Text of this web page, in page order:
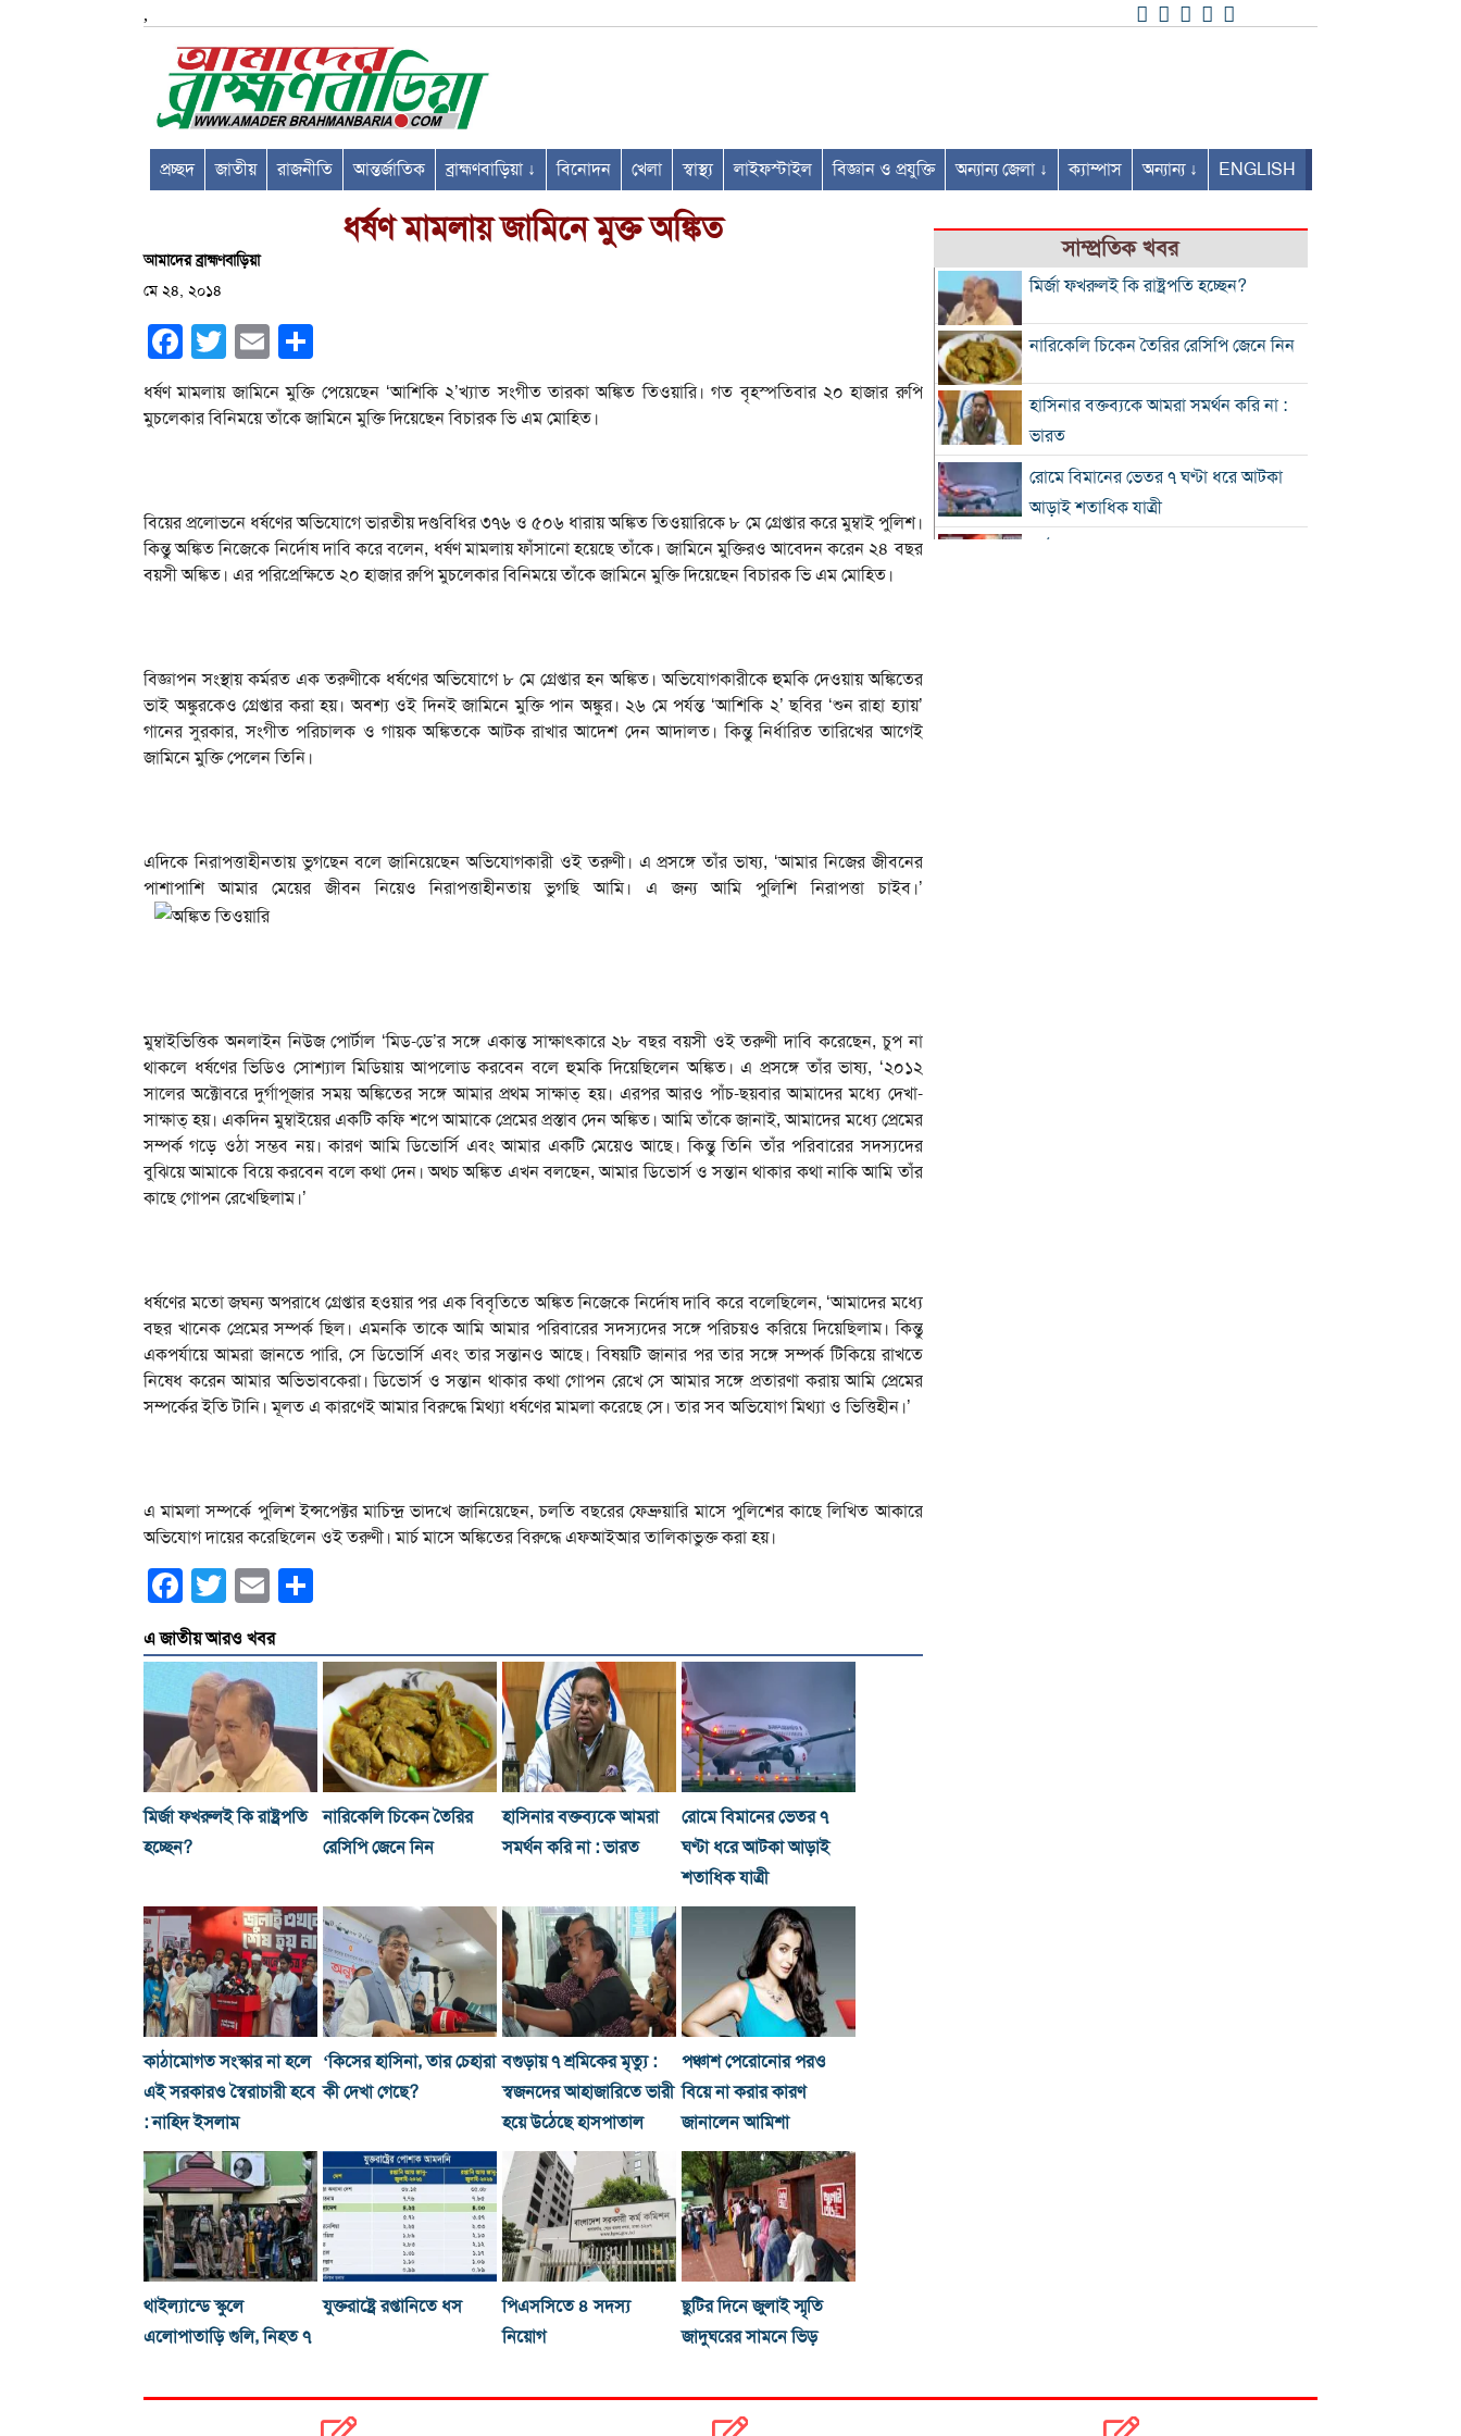
,
প্রচ্ছদ জাতীয় রাজনীতি আন্তর্জাতিক ব্রাহ্মণবাড়িয়া ↓ বিনোদন খেলা স্বাস্থ্য লাইফস্টাইল বিজ্ঞান ও প্রযুক্তি অন্যান্য জেলা ↓ ক্যাম্পাস অন্যান্য ↓ ENGLISH
ধর্ষণ মামলায় জামিনে মুক্ত অঙ্কিত
আমাদের ব্রাহ্মণবাড়িয়া
মে ২৪, ২০১৪
Facebook
Twitter Email
ধর্ষণ মামলায় জামিনে মুক্তি পেয়েছেন ‘আশিকি ২’খ্যাত সংগীত তারকা অঙ্কিত তিওয়ারি। গত বৃহস্পতিবার ২০ হাজার রুপি
মুচলেকার বিনিময়ে তাঁকে জামিনে মুক্তি দিয়েছেন বিচারক ভি এম মোহিত।
বিয়ের প্রলোভনে ধর্ষণের অভিযোগে ভারতীয় দণ্ডবিধির ৩৭৬ ও ৫০৬ ধারায় অঙ্কিত তিওয়ারিকে ৮ মে গ্রেপ্তার করে মুম্বাই পুলিশ।
কিন্তু অঙ্কিত নিজেকে নির্দোষ দাবি করে বলেন, ধর্ষণ মামলায় ফাঁসানো হয়েছে তাঁকে। জামিনে মুক্তিরও আবেদন করেন ২৪ বছর
বয়সী অঙ্কিত। এর পরিপ্রেক্ষিতে ২০ হাজার রুপি মুচলেকার বিনিময়ে তাঁকে জামিনে মুক্তি দিয়েছেন বিচারক ভি এম মোহিত।
বিজ্ঞাপন সংস্থায় কর্মরত এক তরুণীকে ধর্ষণের অভিযোগে ৮ মে গ্রেপ্তার হন অঙ্কিত। অভিযোগকারীকে হুমকি দেওয়ায় অঙ্কিতের
ভাই অঙ্কুরকেও গ্রেপ্তার করা হয়। অবশ্য ওই দিনই জামিনে মুক্তি পান অঙ্কুর। ২৬ মে পর্যন্ত ‘আশিকি ২’ ছবির ‘শুন রাহা হ্যায়’
গানের সুরকার, সংগীত পরিচালক ও গায়ক অঙ্কিতকে আটক রাখার আদেশ দেন আদালত। কিন্তু নির্ধারিত তারিখের আগেই
জামিনে মুক্তি পেলেন তিনি।
এদিকে নিরাপত্তাহীনতায় ভুগছেন বলে জানিয়েছেন অভিযোগকারী ওই তরুণী। এ প্রসঙ্গে তাঁর ভাষ্য, ‘আমার নিজের জীবনের
পাশাপাশি আমার মেয়ের জীবন নিয়েও নিরাপত্তাহীনতায় ভুগছি আমি। এ জন্য আমি পুলিশি নিরাপত্তা চাইব।’
মুম্বাইভিত্তিক অনলাইন নিউজ পোর্টাল ‘মিড-ডে’র সঙ্গে একান্ত সাক্ষাত্কারে ২৮ বছর বয়সী ওই তরুণী দাবি করেছেন, চুপ না
থাকলে ধর্ষণের ভিডিও সোশ্যাল মিডিয়ায় আপলোড করবেন বলে হুমকি দিয়েছিলেন অঙ্কিত। এ প্রসঙ্গে তাঁর ভাষ্য, ‘২০১২
সালের অক্টোবরে দুর্গাপূজার সময় অঙ্কিতের সঙ্গে আমার প্রথম সাক্ষাত্ হয়। এরপর আরও পাঁচ-ছয়বার আমাদের মধ্যে দেখা-
সাক্ষাত্ হয়। একদিন মুম্বাইয়ের একটি কফি শপে আমাকে প্রেমের প্রস্তাব দেন অঙ্কিত। আমি তাঁকে জানাই, আমাদের মধ্যে প্রেমের
সম্পর্ক গড়ে ওঠা সম্ভব নয়। কারণ আমি ডিভোর্সি এবং আমার একটি মেয়েও আছে। কিন্তু তিনি তাঁর পরিবারের সদস্যদের
বুঝিয়ে আমাকে বিয়ে করবেন বলে কথা দেন। অথচ অঙ্কিত এখন বলছেন, আমার ডিভোর্স ও সন্তান থাকার কথা নাকি আমি তাঁর
কাছে গোপন রেখেছিলাম।’
ধর্ষণের মতো জঘন্য অপরাধে গ্রেপ্তার হওয়ার পর এক বিবৃতিতে অঙ্কিত নিজেকে নির্দোষ দাবি করে বলেছিলেন, ‘আমাদের মধ্যে
বছর খানেক প্রেমের সম্পর্ক ছিল। এমনকি তাকে আমি আমার পরিবারের সদস্যদের সঙ্গে পরিচয়ও করিয়ে দিয়েছিলাম। কিন্তু
একপর্যায়ে আমরা জানতে পারি, সে ডিভোর্সি এবং তার সন্তানও আছে। বিষয়টি জানার পর তার সঙ্গে সম্পর্ক টিকিয়ে রাখতে
নিষেধ করেন আমার অভিভাবকেরা। ডিভোর্স ও সন্তান থাকার কথা গোপন রেখে সে আমার সঙ্গে প্রতারণা করায় আমি প্রেমের
সম্পর্কের ইতি টানি। মূলত এ কারণেই আমার বিরুদ্ধে মিথ্যা ধর্ষণের মামলা করেছে সে। তার সব অভিযোগ মিথ্যা ও ভিত্তিহীন।’
এ মামলা সম্পর্কে পুলিশ ইন্সপেক্টর মাচিন্দ্র ভাদখে জানিয়েছেন, চলতি বছরের ফেব্রুয়ারি মাসে পুলিশের কাছে লিখিত আকারে
অভিযোগ দায়ের করেছিলেন ওই তরুণী। মার্চ মাসে অঙ্কিতের বিরুদ্ধে এফআইআর তালিকাভুক্ত করা হয়।
Facebook
Twitter Email
এ জাতীয় আরও খবর
মির্জা ফখরুলই কি রাষ্ট্রপতি
হচ্ছেন?
নারিকেলি চিকেন তৈরির
রেসিপি জেনে নিন
হাসিনার বক্তব্যকে আমরা
সমর্থন করি না : ভারত
রোমে বিমানের ভেতর ৭
ঘণ্টা ধরে আটকা আড়াই
শতাধিক যাত্রী
কাঠামোগত সংস্কার না হলে
এই সরকারও স্বৈরাচারী হবে
: নাহিদ ইসলাম
‘কিসের হাসিনা, তার চেহারা
কী দেখা গেছে?
বগুড়ায় ৭ শ্রমিকের মৃত্যু :
স্বজনদের আহাজারিতে ভারী
হয়ে উঠেছে হাসপাতাল
পঞ্চাশ পেরোনোর পরও
বিয়ে না করার কারণ
জানালেন আমিশা
থাইল্যান্ডে স্কুলে
এলোপাতাড়ি গুলি, নিহত ৭
যুক্তরাষ্ট্রে রপ্তানিতে ধস
পিএসসিতে ৪ সদস্য
নিয়োগ
ছুটির দিনে জুলাই স্মৃতি
জাদুঘরের সামনে ভিড়
সাম্প্রতিক খবর
মির্জা ফখরুলই কি রাষ্ট্রপতি হচ্ছেন?
নারিকেলি চিকেন তৈরির রেসিপি জেনে নিন
হাসিনার বক্তব্যকে আমরা সমর্থন করি না :
ভারত
রোমে বিমানের ভেতর ৭ ঘণ্টা ধরে আটকা
আড়াই শতাধিক যাত্রী